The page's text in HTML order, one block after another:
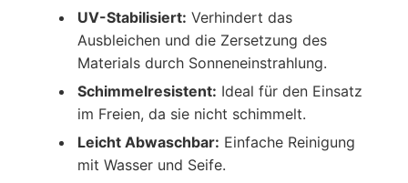
UV-Stabilisiert: Verhindert das
Ausbleichen und die Zersetzung des
Materials durch Sonneneinstrahlung.
Schimmelresistent: Ideal für den Einsatz
im Freien, da sie nicht schimmelt.
Leicht Abwaschbar: Einfache Reinigung
mit Wasser und Seife.